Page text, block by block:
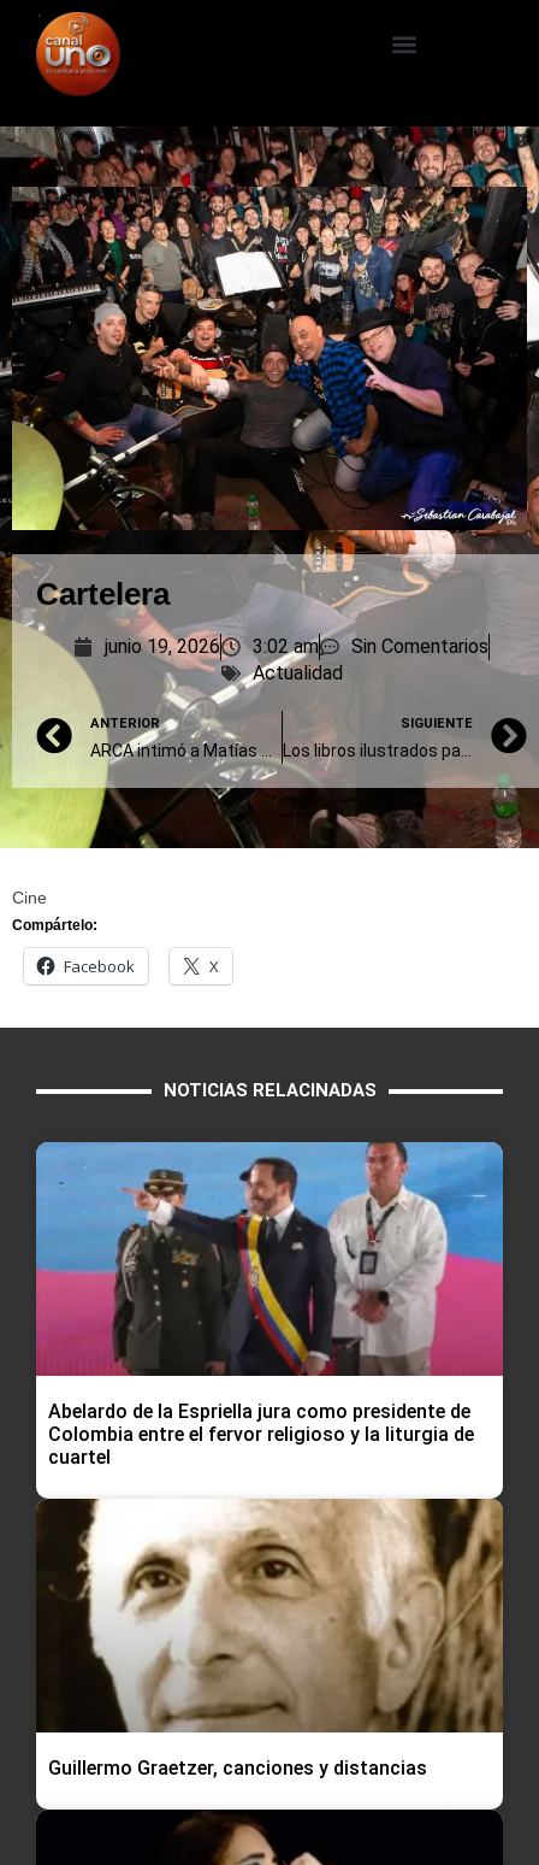
Cartelera
junio 19, 2026 3:02 am
Sin Comentarios
Actualidad
ANTERIOR
ARCA intimó a Matías Tabar, el contratista de Manuel Adorni
SIGUIENTE
Los libros ilustrados para las infancias wichí
Cine
Compártelo:
Facebook X
NOTICIAS RELACINADAS
Abelardo de la Espriella jura como presidente de
Colombia entre el fervor religioso y la liturgia de
cuartel
Guillermo Graetzer, canciones y distancias